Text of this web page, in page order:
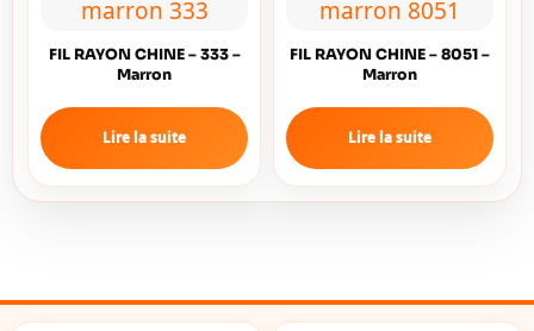
FIL RAYON CHINE – 8051 –
Marron
Lire la suite
FIL RAYON CHINE – 333 –
Marron
Lire la suite